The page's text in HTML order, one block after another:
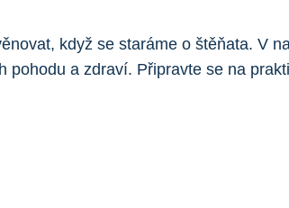
když se staráme o štěňata. V
a zdraví. Připravte se na